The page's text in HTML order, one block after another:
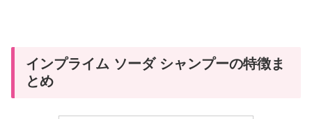
インプライム ソーダ シャンプーの特徴ま
とめ